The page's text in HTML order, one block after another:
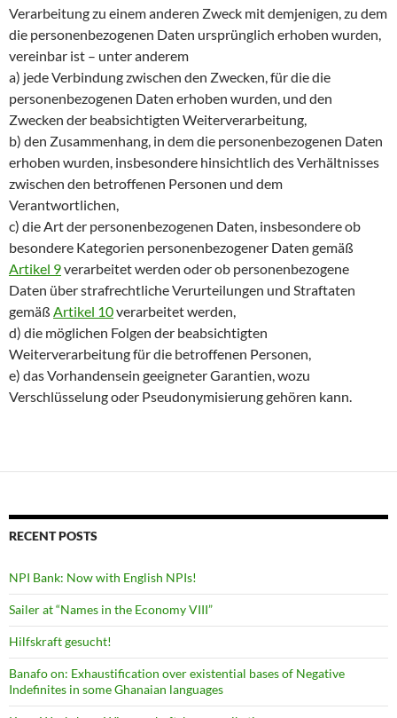
Verarbeitung zu einem anderen Zweck mit demjenigen, zu dem
die personenbezogenen Daten ursprünglich erhoben wurden,
vereinbar ist – unter anderem
a) jede Verbindung zwischen den Zwecken, für die die
personenbezogenen Daten erhoben wurden, und den
Zwecken der beabsichtigten Weiterverarbeitung,
b) den Zusammenhang, in dem die personenbezogenen Daten
erhoben wurden, insbesondere hinsichtlich des Verhältnisses
zwischen den betroffenen Personen und dem
Verantwortlichen,
c) die Art der personenbezogenen Daten, insbesondere ob
besondere Kategorien personenbezogener Daten gemäß
Artikel 9verarbeitet werden oder ob personenbezogene
Daten über strafrechtliche Verurteilungen und Straftaten
gemäß Artikel 10verarbeitet werden,
d) die möglichen Folgen der beabsichtigten
Weiterverarbeitung für die betroffenen Personen,
e) das Vorhandensein geeigneter Garantien, wozu
Verschlüsselung oder Pseudonymisierung gehören kann.
RECENT POSTS
NPI Bank: Now with English NPIs!
Sailer at “Names in the Economy VIII”
Hilfskraft gesucht!
Banafo on: Exhaustification over existential bases of Negative
Indefinites in some Ghanaian languages